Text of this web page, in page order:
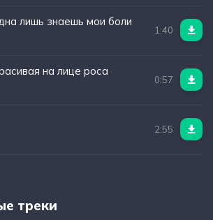
лишь знаешь мои боли
1:40
на лице роса
0:57
2:55
треки